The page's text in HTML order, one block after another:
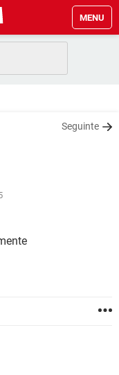
MENU
Seguinte